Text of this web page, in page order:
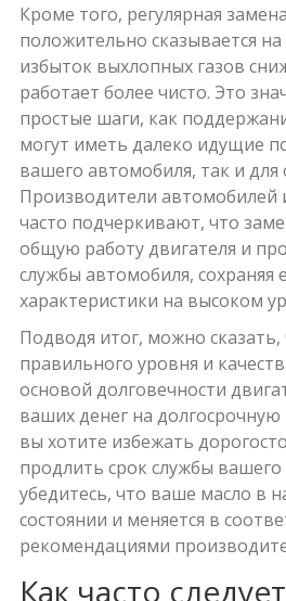
Кроме того, регулярная
положительно сказывается
избыток выхлопных газов
работает более чисто. Это
простые шаги, как
могут иметь далеко идущие
вашего автомобиля, так и
Производители автомобилей
часто подчеркивают, что
общую работу двигателя и
службы автомобиля, сохраняя
характеристики на высоком
Подводя итог, можно
правильного уровня и
основой долговечности
ваших денег на долгосрочную
вы хотите избежать
продлить срок службы
убедитесь, что ваше масло в
состоянии и меняется в
рекомендациями
Как часто